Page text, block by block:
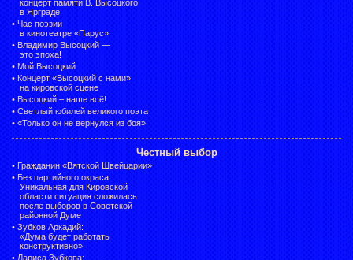
концерт памяти В. Высоцкого
в Ярграде
• Час поэзии
в кинотеатре «Парус»
• Владимир Высоцкий —
это эпоха!
• Мой Высоцкий
• Концерт «Высоцкий с нами»
на кировской сцене
• Высоцкий – наше всё!
• Светлый юбилей великого поэта
• «Только он не вернулся из боя»
Честный выбор
• Гражданин «Вятской Швейцарии»
• Без партийного окраса.
Уникальная для Кировской
области ситуация сложилась
после выборов в Советской
районной Думе
• Зубков Аркадий:
«Дума будет работать
конструктивно»
• Лариса Зубкова: